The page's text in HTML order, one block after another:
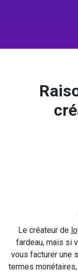
Le créateur de
fardeau, mais si
vous facturer une
termes